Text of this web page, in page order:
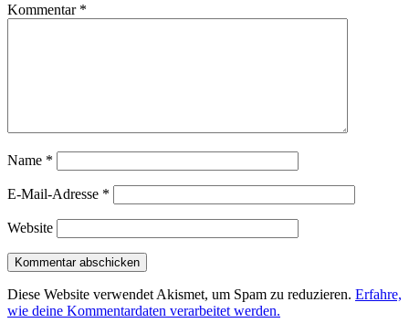
Kommentar *
Name *
E-Mail-Adresse *
Website
Diese Website verwendet Akismet, um Spam zu reduzieren. Erfahre,
wie deine Kommentardaten verarbeitet werden.